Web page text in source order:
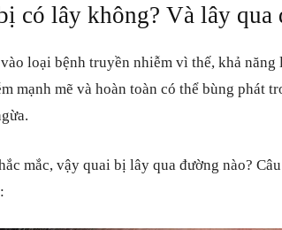
có lây không? Và lây qua
loại bệnh truyền nhiễm vì thế, khả
mạnh mẽ và hoàn toàn có thể bùng phát
mắc, vậy quai bị lây qua đường nào?